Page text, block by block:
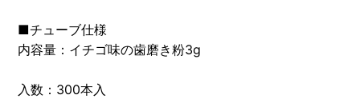
■チューブ仕様
内容量：イチゴ味の歯磨き粉3g
入数：300本入